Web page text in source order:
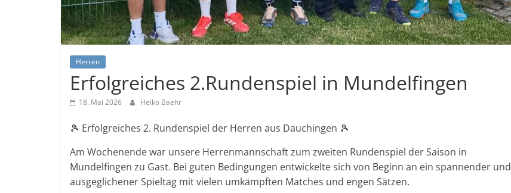
Herren
Erfolgreiches 2.Rundenspiel in Mundelfingen
18. Mai 2026 Heiko Baehr
🎾 Erfolgreiches 2. Rundenspiel der Herren aus Dauchingen 🎾
Am Wochenende war unsere Herrenmannschaft zum zweiten Rundenspiel der Saison in
Mundelfingen zu Gast. Bei guten Bedingungen entwickelte sich von Beginn an ein spannender und
ausgeglichener Spieltag mit vielen umkämpften Matches und engen Sätzen.